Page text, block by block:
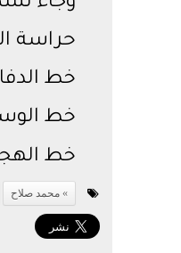
حراسة
خط
خط
خط
محمد صلاح